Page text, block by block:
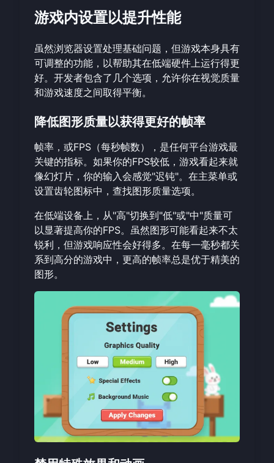
游戏内设置以提升性能
虽然浏览器设置处理基础问题，但游戏本身具有
可调整的功能，以帮助其在低端硬件上运行得更
好。开发者包含了几个选项，允许你在视觉质量
和游戏速度之间取得平衡。
降低图形质量以获得更好的帧率
帧率，或FPS（每秒帧数），是任何平台游戏最
关键的指标。如果你的FPS较低，游戏看起来就
像幻灯片，你的输入会感觉"迟钝"。在主菜单或
设置齿轮图标中，查找图形质量选项。
在低端设备上，从"高"切换到"低"或"中"质量可
以显著提高你的FPS。虽然图形可能看起来不太
锐利，但游戏响应性会好得多。在每一毫秒都关
系到高分的游戏中，更高的帧率总是优于精美的
图形。